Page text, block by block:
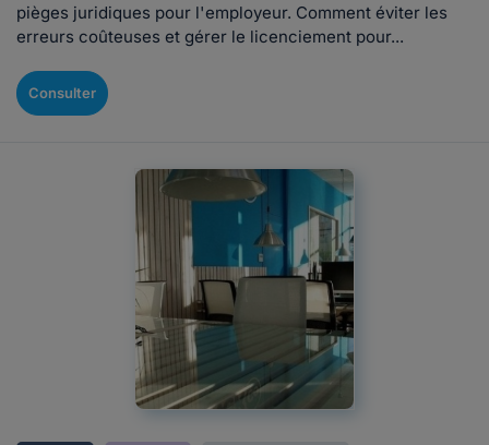
pièges juridiques pour l'employeur. Comment éviter les
erreurs coûteuses et gérer le licenciement pour...
Consulter